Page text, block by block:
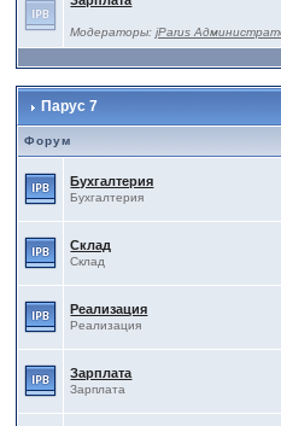
Модераторы:jParus
Парус 7
Форум
Бухгалтерия
Бухгалтерия
Склад
Склад
Реализация
Реализация
Зарплата
Зарплата